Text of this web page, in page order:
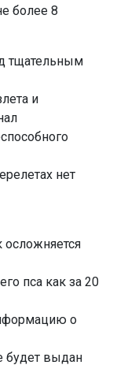
более 8
тщательным
и
нет
осложняется
пса как за 20
о
будет выдан